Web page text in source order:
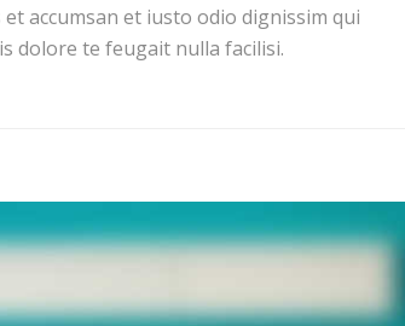
accumsan et iusto odio dignissim qui
dolore te feugait nulla facilisi.